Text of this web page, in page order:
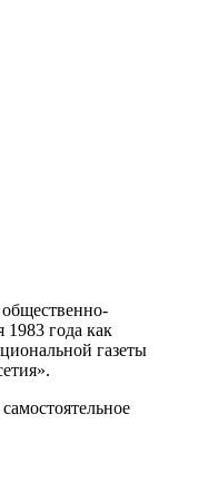
г
1983 года как
газеты